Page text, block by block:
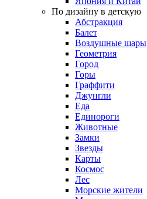
По дизайну в детскую
Абстракция
Балет
Воздушные шары
Геометрия
Город
Горы
Граффити
Джунгли
Еда
Единороги
Животные
Замки
Звезды
Карты
Космос
Лес
Морские жители